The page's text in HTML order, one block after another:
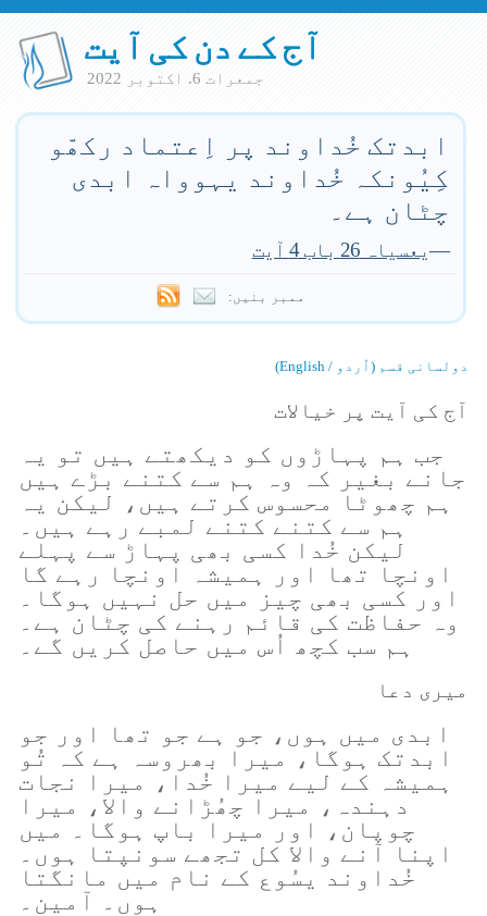
آج کے دن کی آیت
جمعرات 6. اكتوبر 2022
ابدتک خُداوند پر اِعتماد رکھّو
کِیُونکہ خُداوند یہوواہ ابدی
چٹان ہے۔
—یعسیاہ 26 باب 4 آیت
ممبر بنیں:
دولسانی قسم (اُردو / English)
آج کی آیت پر خیالات
جب ہم پہاڑوں کو دیکھتے ہیں تو یہ
جانے بغیر کہ وہ ہم سے کتنے بڑے ہیں
ہم چھوٹا محسوس کرتے ہیں، لیکن یہ
ہم سے کتنے کتنے لمبے رہے ہیں۔
لیکن خُدا کسی بھی پہاڑ سے پہلے
اونچا تھا اور ہمیشہ اونچا رہے گا
اور کسی بھی چیز میں حل نہیں ہوگا۔
وہ حفاظت کی قائم رہنے کی چٹان ہے۔
ہم سب کچھ اُس میں حاصل کریں گے۔
میری دعا
ابدی میں ہوں، جو ہے جو تھا اور جو
ابدتک ہوگا، میرا بھروسہ ہے کہ تُو
ہمیشہ کے لیے میرا خُدا، میرا نجات
دہندہ، میرا چھُڑانے والا، میرا
چوپان، اور میرا باپ ہوگا۔ میں
اپنا آنے والا کل تجھے سونپتا ہوں۔
خُداوند یسُوع کے نام میں مانگتا
ہوں۔ آمین۔